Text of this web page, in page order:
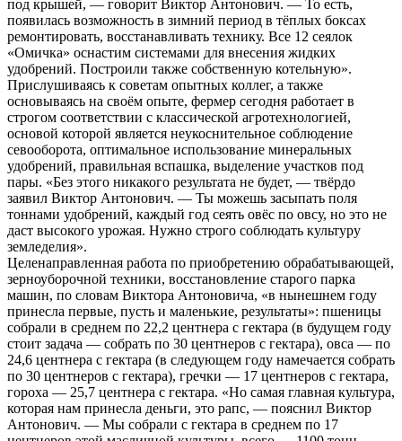
под крышей, — говорит Виктор Антонович. — То есть,
появилась возможность в зимний период в тёплых боксах
ремонтировать, восстанавливать технику. Все 12 сеялок
«Омичка» оснастим системами для внесения жидких
удобрений. Построили также собственную котельную».
Прислушиваясь к советам опытных коллег, а также
основываясь на своём опыте, фермер сегодня работает в
строгом соответствии с классической агротехнологией,
основой которой является неукоснительное соблюдение
севооборота, оптимальное использование минеральных
удобрений, правильная вспашка, выделение участков под
пары. «Без этого никакого результата не будет, — твёрдо
заявил Виктор Антонович. — Ты можешь засыпать поля
тоннами удобрений, каждый год сеять овёс по овсу, но это не
даст высокого урожая. Нужно строго соблюдать культуру
земледелия».
Целенаправленная работа по приобретению обрабатывающей,
зерноуборочной техники, восстановление старого парка
машин, по словам Виктора Антоновича, «в нынешнем году
принесла первые, пусть и маленькие, результаты»: пшеницы
собрали в среднем по 22,2 центнера с гектара (в будущем году
стоит задача — собрать по 30 центнеров с гектара), овса — по
24,6 центнера с гектара (в следующем году намечается собрать
по 30 центнеров с гектара), гречки — 17 центнеров с гектара,
гороха — 25,7 центнера с гектара. «Но самая главная культура,
которая нам принесла деньги, это рапс, — пояснил Виктор
Антонович. — Мы собрали с гектара в среднем по 17